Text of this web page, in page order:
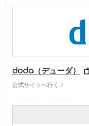
doda（デューダ）
公式サイトへ行く